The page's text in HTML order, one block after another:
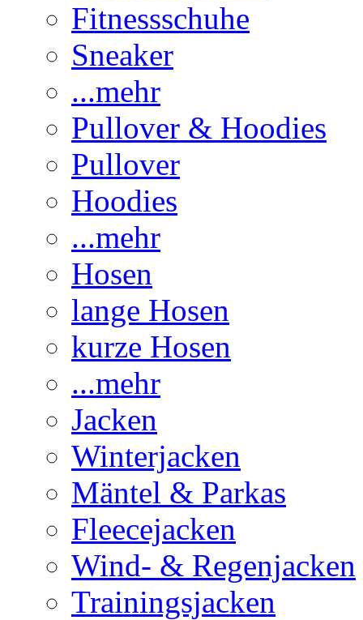
Fitnessschuhe
Sneaker
...mehr
Pullover & Hoodies
Pullover
Hoodies
...mehr
Hosen
lange Hosen
kurze Hosen
...mehr
Jacken
Winterjacken
Mäntel & Parkas
Fleecejacken
Wind- & Regenjacken
Trainingsjacken